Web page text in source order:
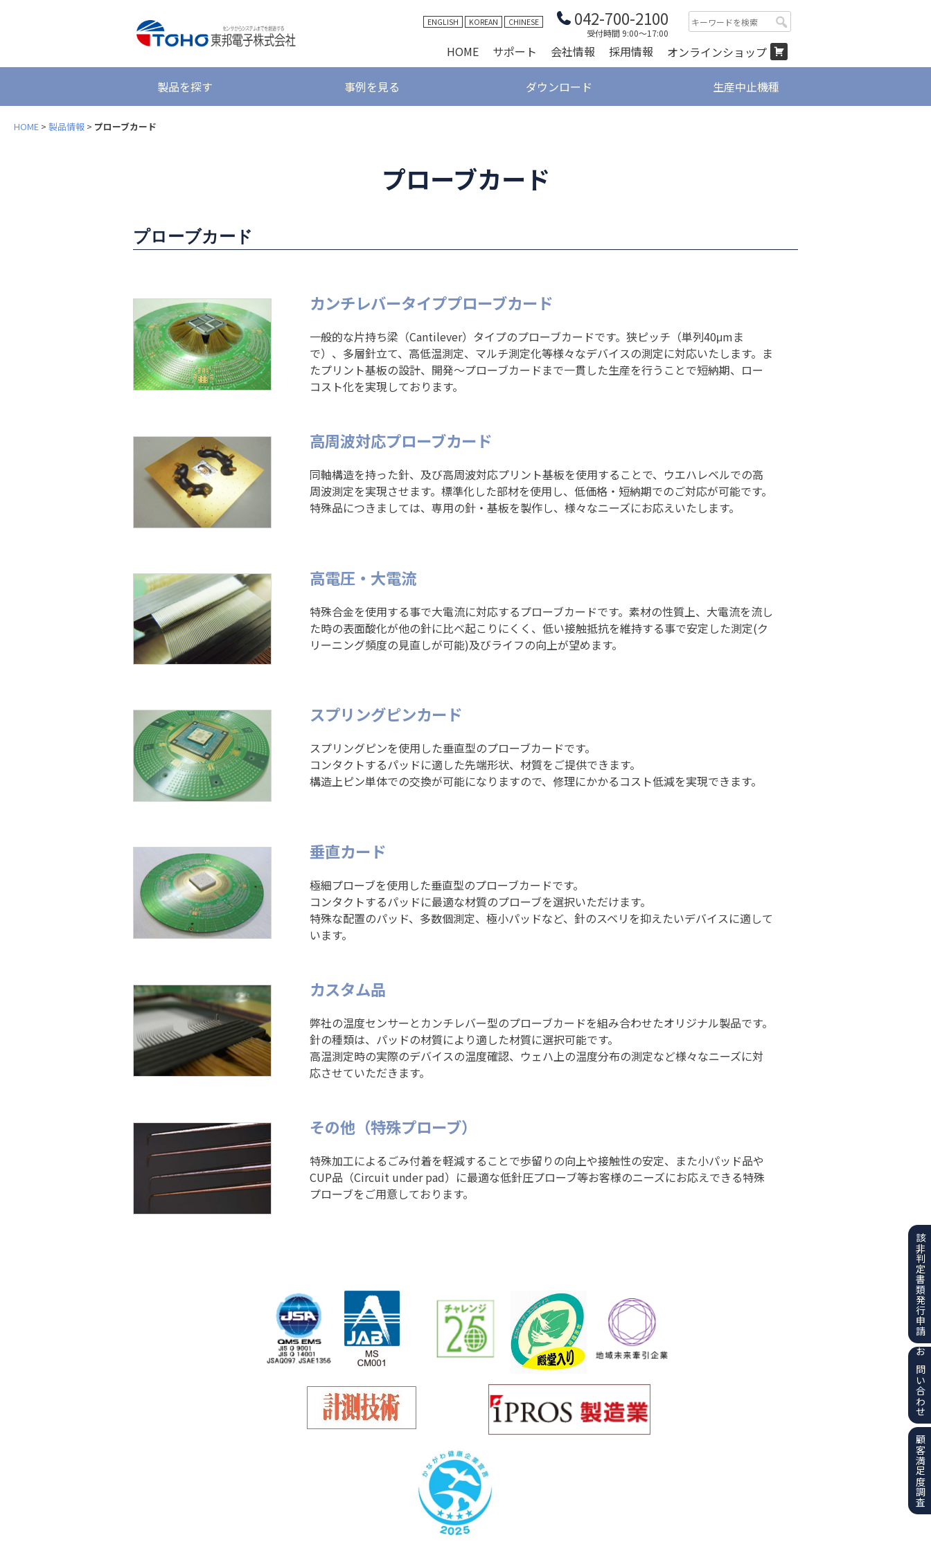
ENGLISH KOREAN CHINESE 042-700-2100
受付時間 9:00～17:00
検
索:
HOME
サポート 会社情報 採用情報 オンラインショップ
製品を探す 事例を見る ダウンロード 生産中止機種
HOME > 製品情報 > プローブカード
プローブカード
プローブカード
カンチレバータイププローブカード
一般的な片持ち梁（Cantilever）タイプのプローブカードです。狭ピッチ（単列40μmま
で）、多層針立て、高低温測定、マルチ測定化等様々なデバイスの測定に対応いたします。ま
たプリント基板の設計、開発～プローブカードまで一貫した生産を行うことで短納期、ロー
コスト化を実現しております。
高周波対応プローブカード
同軸構造を持った針、及び高周波対応プリント基板を使用することで、ウエハレベルでの高
周波測定を実現させます。標準化した部材を使用し、低価格・短納期でのご対応が可能です。
特殊品につきましては、専用の針・基板を製作し、様々なニーズにお応えいたします。
高電圧・大電流
特殊合金を使用する事で大電流に対応するプローブカードです。素材の性質上、大電流を流し
た時の表面酸化が他の針に比べ起こりにくく、低い接触抵抗を維持する事で安定した測定(ク
リーニング頻度の見直しが可能)及びライフの向上が望めます。
スプリングピンカード
スプリングピンを使用した垂直型のプローブカードです。
コンタクトするパッドに適した先端形状、材質をご提供できます。
構造上ピン単体での交換が可能になりますので、修理にかかるコスト低減を実現できます。
垂直カード
極細プローブを使用した垂直型のプローブカードです。
コンタクトするパッドに最適な材質のプローブを選択いただけます。
特殊な配置のパッド、多数個測定、極小パッドなど、針のスベリを抑えたいデバイスに適して
います。
カスタム品
弊社の温度センサーとカンチレバー型のプローブカードを組み合わせたオリジナル製品です。
針の種類は、パッドの材質により適した材質に選択可能です。
高温測定時の実際のデバイスの温度確認、ウェハ上の温度分布の測定など様々なニーズに対
応させていただきます。
その他（特殊プローブ）
特殊加工によるごみ付着を軽減することで歩留りの向上や接触性の安定、また小パッド品や
CUP品（Circuit under pad）に最適な低針圧プローブ等お客様のニーズにお応えできる特殊
プローブをご用意しております。
該非判定書類
発行申請
お問い合わせ
顧客満足度調査